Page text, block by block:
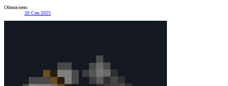
Обновлено
20 Сен 2025